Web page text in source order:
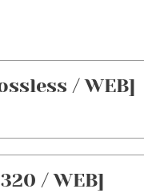
/ WEB]
/ WEB]